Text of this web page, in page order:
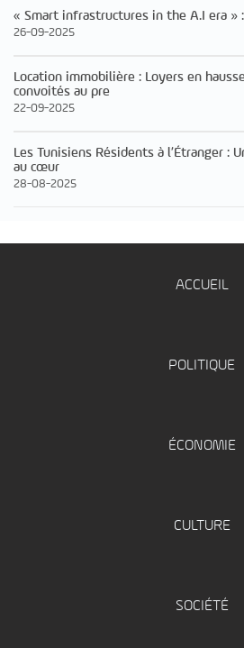
« Smart infrastructures in the A.I era »
26-09-2025
Location immobilière : Loyers en
convoités au pre
22-09-2025
Les Tunisiens Résidents à l’Étranger :
au cœur
28-08-2025
ACCUEIL
POLITIQUE
ÉCONOMIE
CULTURE
SOCIÉTÉ